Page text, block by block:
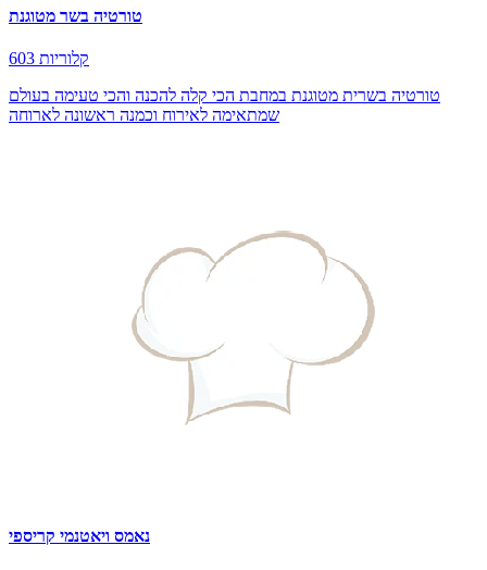
טורטיה בשר מטוגנת
603 קלוריות
טורטיה בשרית מטוגנת במחבת הכי קלה להכנה והכי טעימה בעולם
שמתאימה לאירוח וכמנה ראשונה לארוחה
נאמס ויאטנמי קריספי